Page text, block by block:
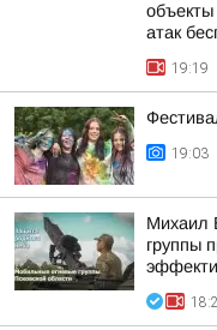
объекты
атак
19:19
19:03
Михаил
группы